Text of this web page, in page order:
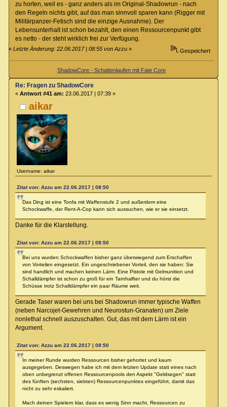
zu horten, weil es - ganz anders als im Original-Shadowrun - nach
den Regeln nichts gibt, auf das man sinnvoll sparen kann (Rigger mit
Militärpanzer-Fetisch sind die einzige Ausnahme). Der
Lebensunterhalt ist schon bezahlt, den einen Ressourcenpunkt gibt
es netto - der steht wirklich frei zur Verfügung.
«Letzte Änderung: 22.06.2017 | 08:55 von Azzu » Gespeichert
ShadowCore - Schattenlaufen mit Fate Core
aikar
Username: aikar
Re: Fragen zu ShadowCore
« Antwort #41 am: 23.06.2017 | 07:39 »
Zitat von: Azzu am 22.06.2017 | 08:50
Das Ding ist eine Tonfa mit Waffenstufe 2 und außerdem eine
Schockwaffe, der Rent-A-Cop kann sich aussuchen, wie er sie einsetzt.
Danke für die Klarstellung.
Zitat von: Azzu am 22.06.2017 | 08:50
Bei uns wurden Schockwaffen bisher ganz überwiegend zum Erschaffen
von Vorteilen eingesetzt. Ein ungeschriebener Vorteil, den sie haben: Sie
sind handlich und machen keinen Lärm. Eine Pistole mit Gelmunition und
Schalldämpfer ist schon zu groß für ein Tarnhalfter und du hörst die
Schüsse trotz Schalldämpfer ein paar Räume weit.
Gerade Taser waren bei uns bei Shadowrun immer typische Waffen
(neben Narcojet-Gewehren und Neurostun-Granaten) um Ziele
nonlethal schnell auszuschalten. Gut, das mit dem Lärm ist ein
Argument.
Zitat von: Azzu am 22.06.2017 | 08:50
In meiner Runde wurden Ressourcen bisher gehortet und kaum
ausgegeben. Deswegen habe ich mit dem letzten Update statt eines nach
oben unbegrenzt offenen Ressourcenpools den Aspekt "Geldsegen" statt
des fünften (sechsten, siebten) Ressourcenpunktes eingeführt, damit das
nicht zu sehr eskaliert.
Mach deinen Spielern klar, dass es wenig Sinn macht, Ressourcen zu